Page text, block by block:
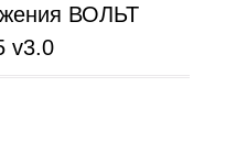
ВОЛЬТ
v3.0